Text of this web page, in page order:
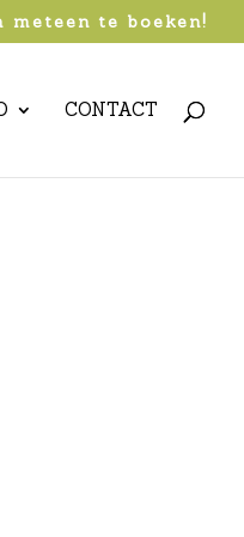
meteen te boeken!
CONTACT